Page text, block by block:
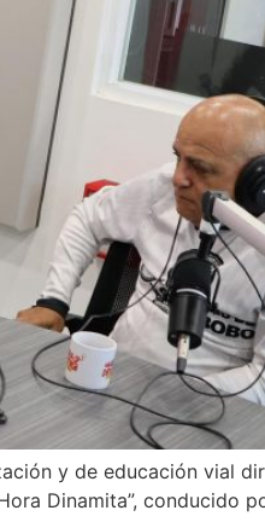
y de educación vial
Dinamita”, conducido